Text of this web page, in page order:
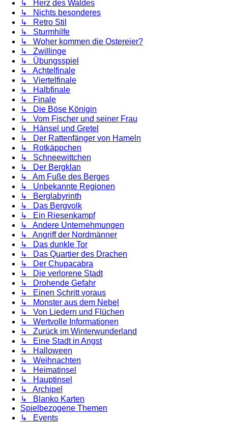
↳ Herz des Waldes
↳ Nichts besonderes
↳ Retro Stil
↳ Sturmhilfe
↳ Woher kommen die Ostereier?
↳ Zwillinge
↳ Übungsspiel
↳ Achtelfinale
↳ Viertelfinale
↳ Halbfinale
↳ Finale
↳ Die Böse Königin
↳ Vom Fischer und seiner Frau
↳ Hänsel und Gretel
↳ Der Rattenfänger von Hameln
↳ Rotkäppchen
↳ Schneewittchen
↳ Der Bergklan
↳ Am Fuße des Berges
↳ Unbekannte Regionen
↳ Berglabyrinth
↳ Das Bergvolk
↳ Ein Riesenkampf
↳ Andere Unternehmungen
↳ Angriff der Nordmänner
↳ Das dunkle Tor
↳ Das Quartier des Drachen
↳ Der Chupacabra
↳ Die verlorene Stadt
↳ Drohende Gefahr
↳ Einen Schritt voraus
↳ Monster aus dem Nebel
↳ Von Liedern und Flüchen
↳ Wertvolle Informationen
↳ Zurück im Winterwunderland
↳ Eine Stadt in Angst
↳ Halloween
↳ Weihnachten
↳ Heimatinsel
↳ Hauptinsel
↳ Archipel
↳ Blanko Karten
Spielbezogene Themen
↳ Events